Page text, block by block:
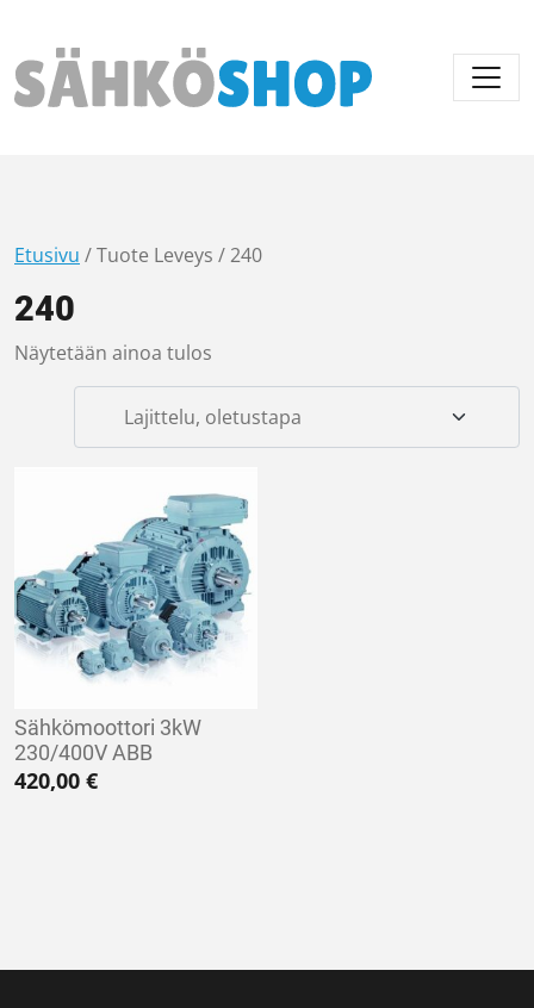
Päävalikko
Etusivu / Tuote Leveys / 240
240
Näytetään ainoa tulos
Sähkömoottori 3kW
230/400V ABB
420,00 €